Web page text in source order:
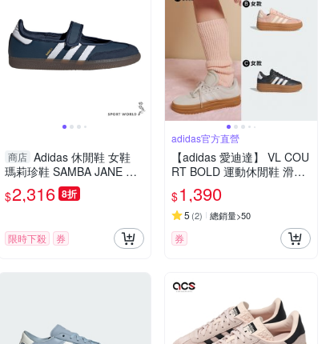
商店 Adidas 休閒鞋 女鞋
瑪莉珍鞋 SAMBA JANE 藍
【運動世界】IH6484
$2,316 8折
限時下殺 券
adidas官方直營
【adidas 愛迪達】 VL COU
RT BOLD 運動休閒鞋 滑板
德訓鞋 厚底鞋 復古 女鞋
(多款任選)
$1,390
5 (2) 總銷量>50
券